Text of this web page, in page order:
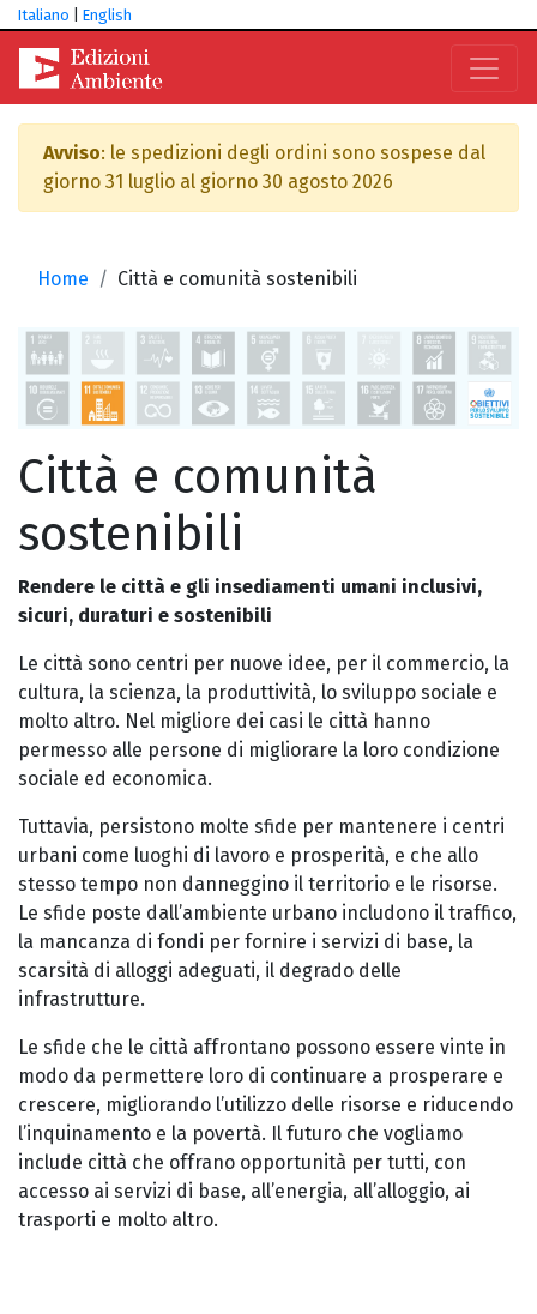
Italiano English
Avviso: le spedizioni degli ordini sono sospese dal
giorno 31 luglio al giorno 30 agosto 2026
Home Città e comunità sostenibili
Città e comunità
sostenibili
Rendere le città e gli insediamenti umani inclusivi,
sicuri, duraturi e sostenibili
Le città sono centri per nuove idee, per il commercio, la
cultura, la scienza, la produttività, lo sviluppo sociale e
molto altro. Nel migliore dei casi le città hanno
permesso alle persone di migliorare la loro condizione
sociale ed economica.
Tuttavia, persistono molte sfide per mantenere i centri
urbani come luoghi di lavoro e prosperità, e che allo
stesso tempo non danneggino il territorio e le risorse.
Le sfide poste dall’ambiente urbano includono il traffico,
la mancanza di fondi per fornire i servizi di base, la
scarsità di alloggi adeguati, il degrado delle
infrastrutture.
Le sfide che le città affrontano possono essere vinte in
modo da permettere loro di continuare a prosperare e
crescere, migliorando l’utilizzo delle risorse e riducendo
l’inquinamento e la povertà. Il futuro che vogliamo
include città che offrano opportunità per tutti, con
accesso ai servizi di base, all’energia, all’alloggio, ai
trasporti e molto altro.